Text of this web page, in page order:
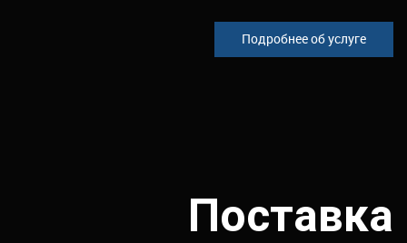
Подробнее об услуге
Поставка